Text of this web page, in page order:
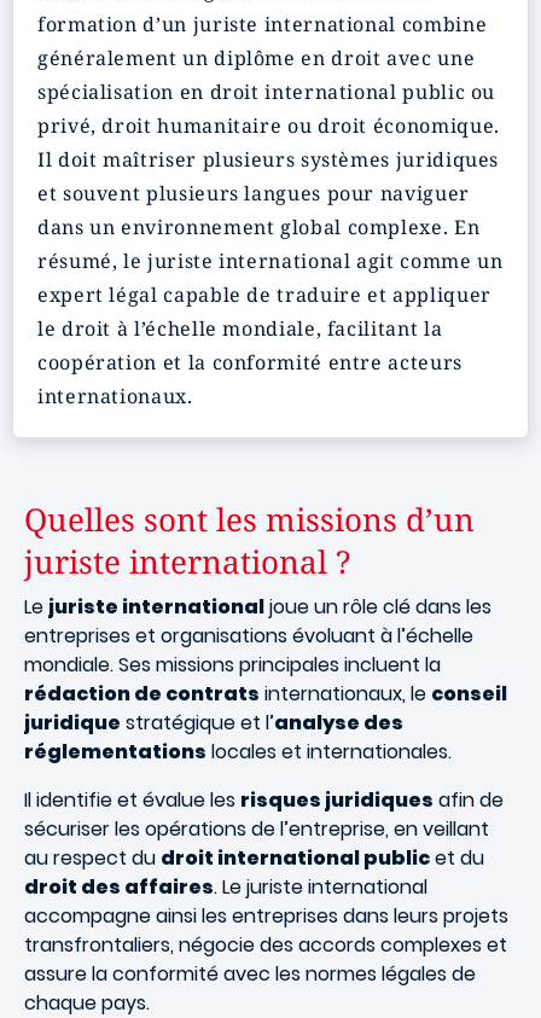
formation d’un juriste international combine
généralement un diplôme en droit avec une
spécialisation en droit international public ou
privé, droit humanitaire ou droit économique.
Il doit maîtriser plusieurs systèmes juridiques
et souvent plusieurs langues pour naviguer
dans un environnement global complexe. En
résumé, le juriste international agit comme un
expert légal capable de traduire et appliquer
le droit à l’échelle mondiale, facilitant la
coopération et la conformité entre acteurs
internationaux.
Quelles sont les missions d’un
juriste international ?
Le juriste internationaljoue un rôle clé dans les
entreprises et organisations évoluant à l’échelle
mondiale. Ses missions principales incluent la
rédaction de contrats internationaux, le conseil
juridique stratégique et l’analyse des
réglementations locales et internationales.
Il identifie et évalue les risques juridiques afin de
sécuriser les opérations de l’entreprise, en veillant
au respect du droit international publicet du
droit des affaires. Le juriste international
accompagne ainsi les entreprises dans leurs projets
transfrontaliers, négocie des accords complexes et
assure la conformité avec les normes légales de
chaque pays.